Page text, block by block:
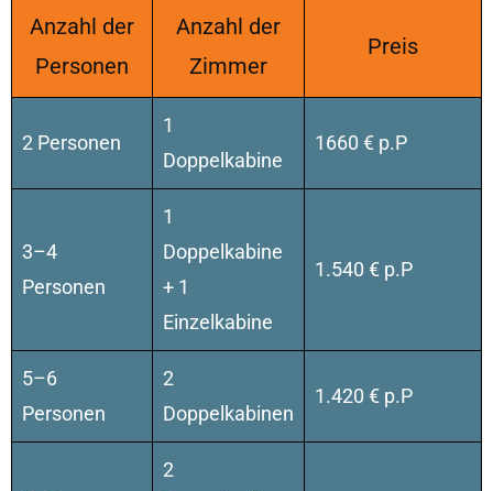
Anzahl der
Personen
Anzahl der
Zimmer
Preis
2 Personen
1
Doppelkabine
1660 € p.P
3–4
Personen
1
Doppelkabine
+ 1
Einzelkabine
1.540 € p.P
5–6
Personen
2
Doppelkabinen
1.420 € p.P
2